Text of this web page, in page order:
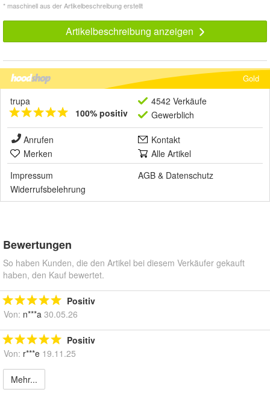
* maschinell aus der Artikelbeschreibung erstellt
Artikelbeschreibung anzeigen
Gold
trupa
100% positiv
4542 Verkäufe
Gewerblich
Anrufen
Kontakt
Merken
Alle Artikel
Impressum
AGB & Datenschutz
Widerrufsbelehrung
Bewertungen
So haben Kunden, die den Artikel bei diesem Verkäufer gekauft
haben, den Kauf bewertet.
Positiv
Von: n***a 30.05.26
Positiv
Von: r***e 19.11.25
Mehr...